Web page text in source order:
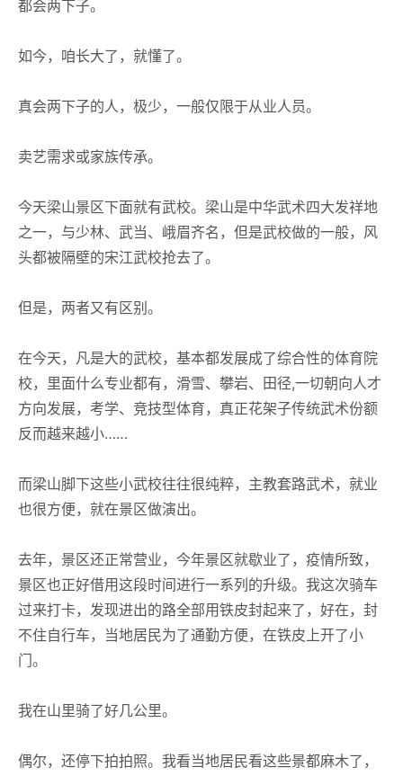
都会两下子。
如今，咱长大了，就懂了。
真会两下子的人，极少，一般仅限于从业人员。
卖艺需求或家族传承。
今天梁山景区下面就有武校。梁山是中华武术四大发祥地
之一，与少林、武当、峨眉齐名，但是武校做的一般，风
头都被隔壁的宋江武校抢去了。
但是，两者又有区别。
在今天，凡是大的武校，基本都发展成了综合性的体育院
校，里面什么专业都有，滑雪、攀岩、田径,一切朝向人才
方向发展，考学、竞技型体育，真正花架子传统武术份额
反而越来越小……
而梁山脚下这些小武校往往很纯粹，主教套路武术，就业
也很方便，就在景区做演出。
去年，景区还正常营业，今年景区就歇业了，疫情所致，
景区也正好借用这段时间进行一系列的升级。我这次骑车
过来打卡，发现进出的路全部用铁皮封起来了，好在，封
不住自行车，当地居民为了通勤方便，在铁皮上开了小
门。
我在山里骑了好几公里。
偶尔，还停下拍拍照。我看当地居民看这些景都麻木了，